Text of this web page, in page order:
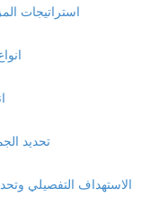
استراتيجات
تحديد
الاستهداف التفصيلي